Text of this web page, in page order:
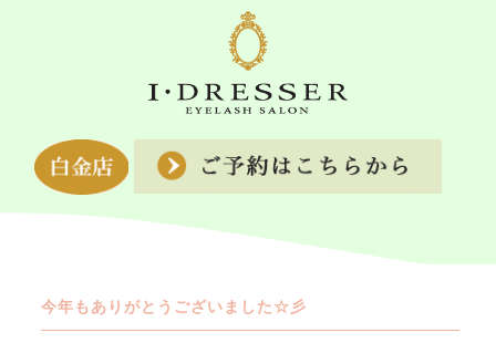
今年もありがとうございました☆彡